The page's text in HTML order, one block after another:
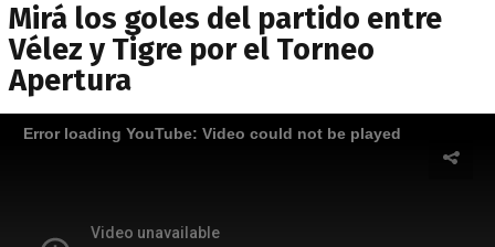
Mirá los goles del partido entre
Vélez y Tigre por el Torneo
Apertura